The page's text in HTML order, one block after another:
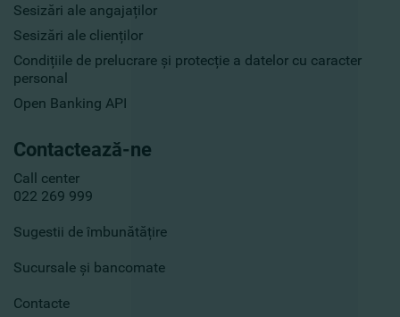
Sesizări ale angajaților
Sesizări ale clienților
Condițiile de prelucrare și protecție a datelor cu caracter
personal
Open Banking API
Contactează-ne
Call center
022 269 999
Sugestii de îmbunătățire
Sucursale și bancomate
Contacte